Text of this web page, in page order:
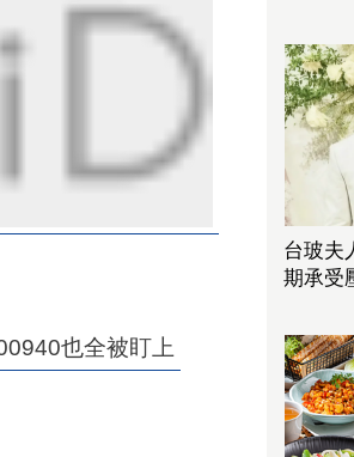
也全被盯上
台玻夫
期承受